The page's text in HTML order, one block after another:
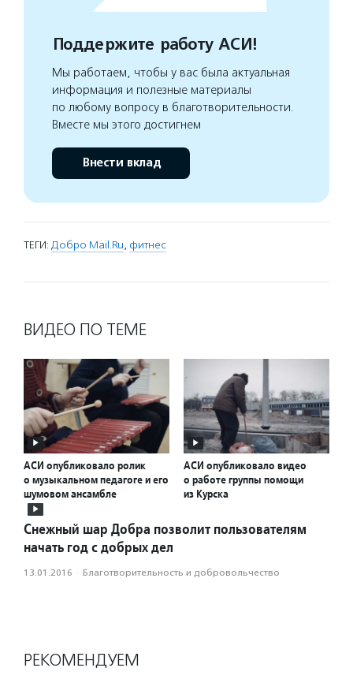
Поддержите работу АСИ!
Мы работаем, чтобы у вас была актуальная
информация и полезные материалы
по любому вопросу в благотворительности.
Вместе мы этого достигнем
Внести вклад
ТЕГИ: Добро Mail.Ru, фитнес
ВИДЕО ПО ТЕМЕ
АСИ опубликовало ролик
о музыкальном педагоге и его
шумовом ансамбле
АСИ опубликовало видео
о работе группы помощи
из Курска
Снежный шар Добра позволит пользователям
начать год с добрых дел
13.01.2016 · Благотвори­тель­ность и доброволь­чест­во
РЕКОМЕНДУЕМ